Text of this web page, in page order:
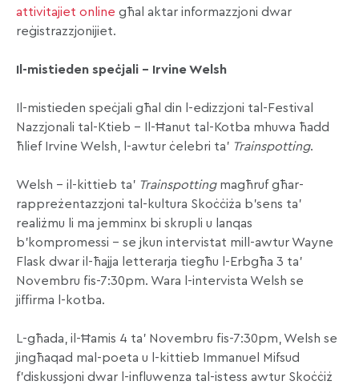
attivitajiet online għal aktar informazzjoni dwar
reġistrazzjonijiet.
Il-mistieden speċjali – Irvine Welsh
Il-mistieden speċjali għal din l-edizzjoni tal-Festival
Nazzjonali tal-Ktieb – Il-Ħanut tal-Kotba mhuwa ħadd
ħlief Irvine Welsh, l-awtur ċelebri ta’ Trainspotting.
Welsh – il-kittieb ta’ Trainspottingmagħruf għar-
rappreżentazzjoni tal-kultura Skoċċiża b’sens ta’
realiżmu li ma jemminx bi skrupli u lanqas
b’kompromessi – se jkun intervistat mill-awtur Wayne
Flask dwar il-ħajja letterarja tiegħu l-Erbgħa 3 ta’
Novembru fis-7:30pm. Wara l-intervista Welsh se
jiffirma l-kotba.
L-għada, il-Ħamis 4 ta’ Novembru fis-7:30pm, Welsh se
jingħaqad mal-poeta u l-kittieb Immanuel Mifsud
f’diskussjoni dwar l-influwenza tal-istess awtur Skoċċiż